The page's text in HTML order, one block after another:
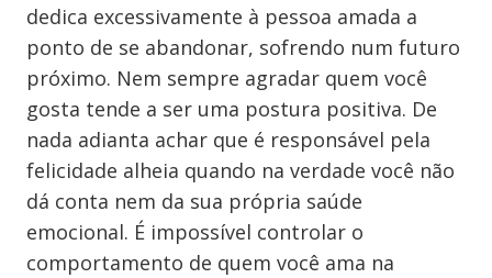
dedica excessivamente à pessoa amada a
ponto de se abandonar, sofrendo num futuro
próximo. Nem sempre agradar quem você
gosta tende a ser uma postura positiva. De
nada adianta achar que é responsável pela
felicidade alheia quando na verdade você não
dá conta nem da sua própria saúde
emocional. É impossível controlar o
comportamento de quem você ama na